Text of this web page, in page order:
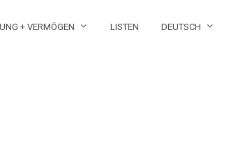
+ VERMÖGEN LISTEN DEUTSCH